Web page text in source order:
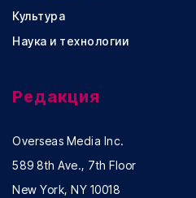
Культура
Наука и технологии
Редакция
Overseas Media Inc.
589 8th Ave., 7th Floor
New York, NY 10018